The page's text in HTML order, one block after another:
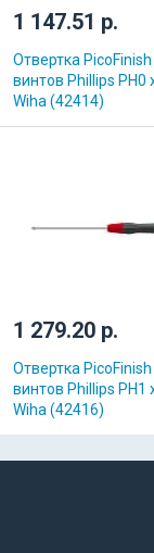
1 147.51 р.
Отвертка
винтов Phillips PH0
Wiha (42414)
1 279.20 р.
Отвертка
винтов Phillips PH1
Wiha (42416)